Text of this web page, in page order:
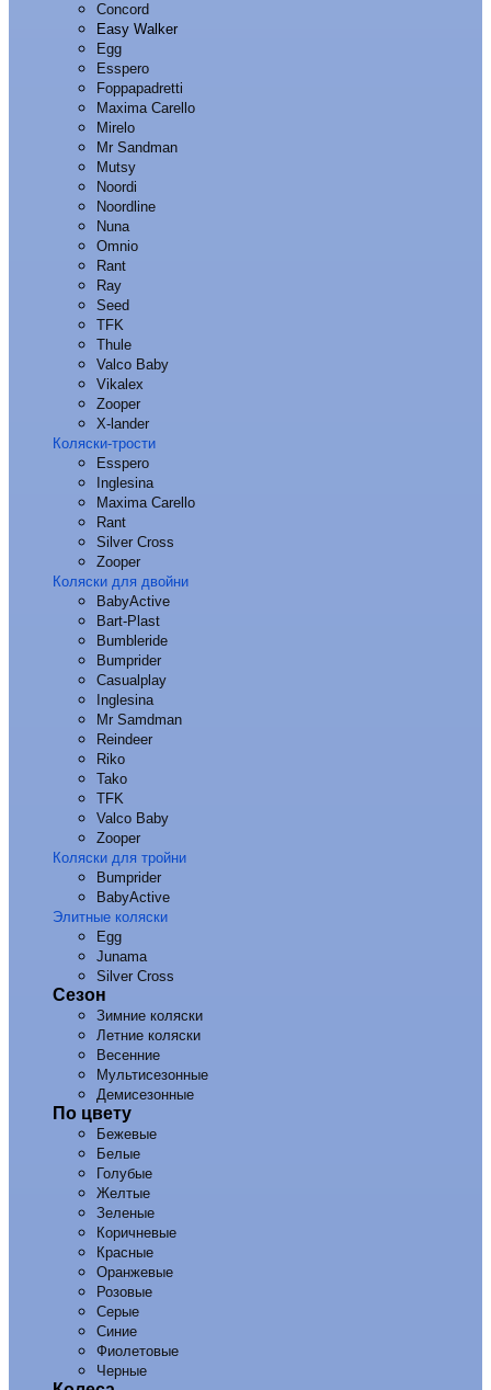
Concord
Easy Walker
Egg
Esspero
Foppapadretti
Maxima Carello
Mirelo
Mr Sandman
Mutsy
Noordi
Noordline
Nuna
Omnio
Rant
Ray
Seed
TFK
Thule
Valco Baby
Vikalex
Zooper
X-lander
Коляски-трости
Esspero
Inglesina
Maxima Carello
Rant
Silver Cross
Zooper
Коляски для двойни
BabyActive
Bart-Plast
Bumbleride
Bumprider
Casualplay
Inglesina
Mr Samdman
Reindeer
Riko
Tako
TFK
Valco Baby
Zooper
Коляски для тройни
Bumprider
BabyActive
Элитные коляски
Egg
Junama
Silver Cross
Сезон
Зимние коляски
Летние коляски
Весенние
Мультисезонные
Демисезонные
По цвету
Бежевые
Белые
Голубые
Желтые
Зеленые
Коричневые
Красные
Оранжевые
Розовые
Серые
Синие
Фиолетовые
Черные